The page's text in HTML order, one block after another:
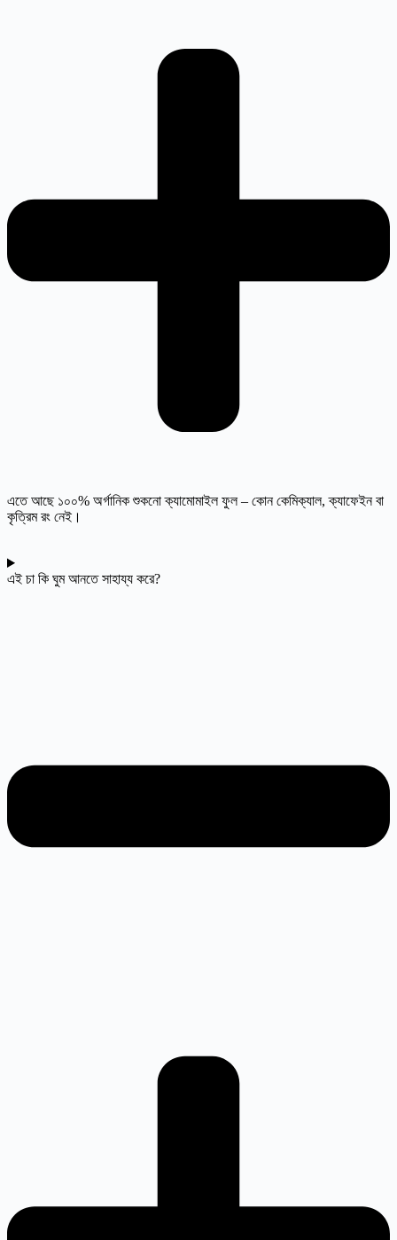
এতে আছে ১০০% অর্গানিক শুকনো ক্যামোমাইল ফুল – কোন কেমিক্যাল, ক্যাফেইন বা
কৃত্রিম রং নেই।
এই চা কি ঘুম আনতে সাহায্য করে?